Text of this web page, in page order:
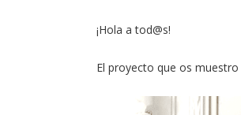
¡Hola a tod@s!
El proyecto que os